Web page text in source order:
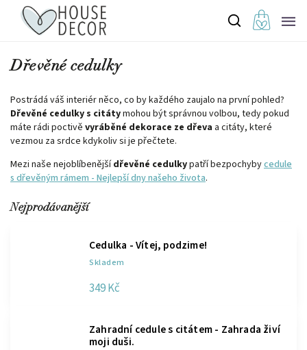
Dřevěné cedulky
Postrádá váš interiér něco, co by každého zaujalo na první pohled?
Dřevěné cedulky s citátymohou být správnou volbou, tedy pokud
máte rádi poctivě vyráběné dekorace ze dřeva a citáty, které
vezmou za srdce kdykoliv si je přečtete.
Mezi naše nejoblíbenějšídřevěné cedulkypatří bezpochybycedule
s dřevěným rámem - Nejlepší dny našeho života.
Nejprodávanější
Cedulka - Vítej, podzime!
Skladem
349 Kč
Zahradní cedule s citátem - Zahrada živí
moji duši.